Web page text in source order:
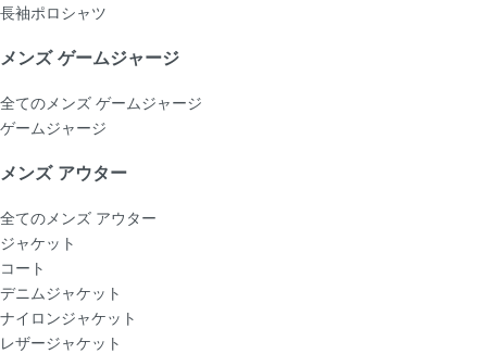
長袖ポロシャツ
メンズ ゲームジャージ
全てのメンズ ゲームジャージ
ゲームジャージ
メンズ アウター
全てのメンズ アウター
ジャケット
コート
デニムジャケット
ナイロンジャケット
レザージャケット